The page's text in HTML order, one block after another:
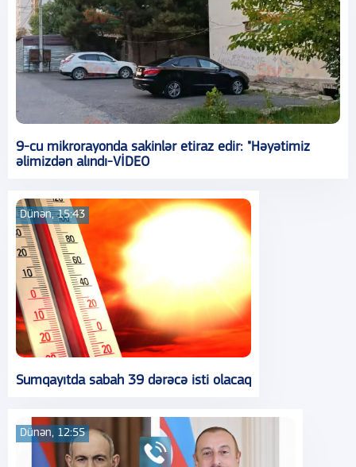
9-cu mikrorayonda sakinlər etiraz edir: "Həyətimiz
əlimizdən alındı-VİDEO
Dünən, 15:43
Sumqayıtda sabah 39 dərəcə isti olacaq
Dünən, 12:55